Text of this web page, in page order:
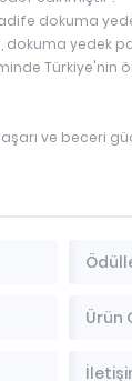
dokuma
dokuma yedek
Türkiye'nin
ve beceri
Ürün